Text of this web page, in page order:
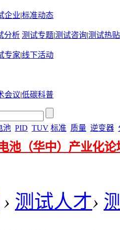
企业|标准动态
分析 测试专题|测试咨询|测试热贴
专家|线下活动
会议|低碳科普
池 PID TUV 标准 质量 逆变器
池（华中）产业化论
› 测试人才›